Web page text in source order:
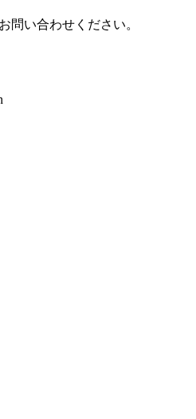
問い合わせください。